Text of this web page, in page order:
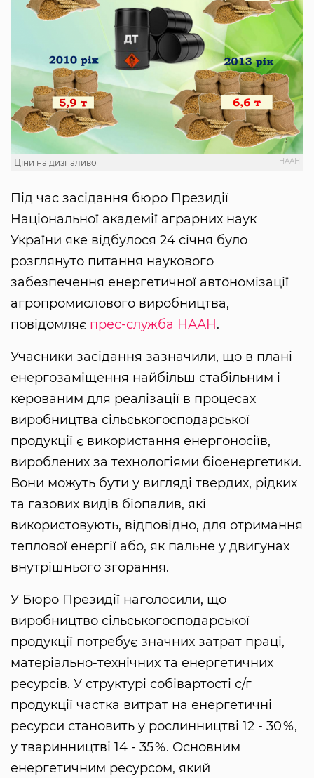
НААН
Ціни на дизпаливо
Під час засідання бюро Президії
Національної академії аграрних наук
України яке відбулося 24 січня було
розглянуто питання наукового
забезпечення енергетичної автономізації
агропромислового виробництва,
повідомляє прес-служба НААН.
Учасники засідання зазначили, що в плані
енергозаміщення найбільш стабільним і
керованим для реалізації в процесах
виробництва сільськогосподарської
продукції є використання енергоносіїв,
вироблених за технологіями біоенергетики.
Вони можуть бути у вигляді твердих, рідких
та газових видів біопалив, які
використовують, відповідно, для отримання
теплової енергії або, як пальне у двигунах
внутрішнього згорання.
У Бюро Президії наголосили, що
виробництво сільськогосподарської
продукції потребує значних затрат праці,
матеріально-технічних та енергетичних
ресурсів. У структурі собівартості с/г
продукції частка витрат на енергетичні
ресурси становить у рослинництві 12 - 30 %,
у тваринництві 14 - 35 %. Основним
енергетичним ресурсом, який